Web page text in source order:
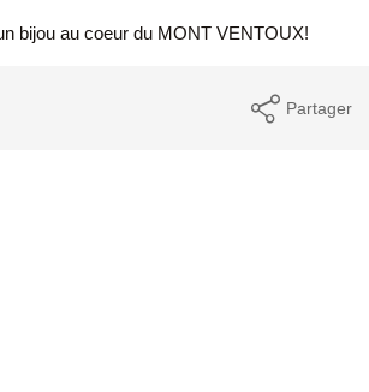
bijou au coeur du MONT VENTOUX!
Partager